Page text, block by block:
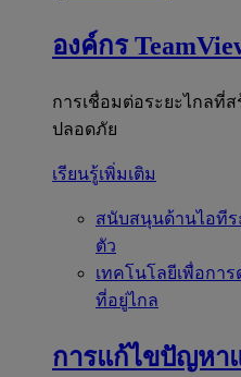
องค์กร
การเชื่อมต่อระยะไกลที่
ปลอดภัย
เรียนรู้เพิ่มเติม
สนับสนุนด้านไอทีร
ตัว
เทคโนโลยีเพื่อการ
ที่อยู่ไกล
การแก้ไขปัญหา